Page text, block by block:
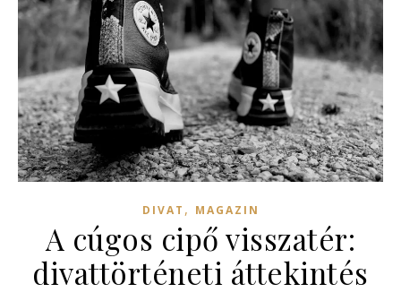
DIVAT , MAGAZIN
A cúgos cipő visszatér:
divattörténeti áttekintés